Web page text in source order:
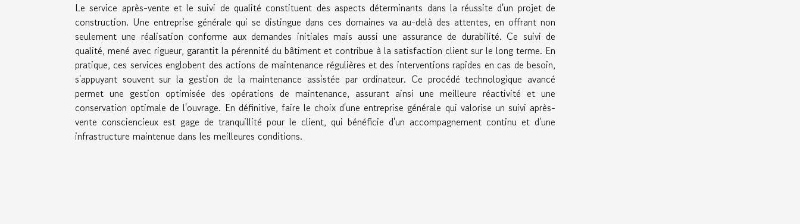
Le service après-vente et le suivi de qualité constituent des aspects déterminants dans la réussite d'un projet de
construction. Une entreprise générale qui se distingue dans ces domaines va au-delà des attentes, en offrant non
seulement une réalisation conforme aux demandes initiales mais aussi une assurance de durabilité. Ce suivi de
qualité, mené avec rigueur, garantit la pérennité du bâtiment et contribue à la satisfaction client sur le long terme. En
pratique, ces services englobent des actions de maintenance régulières et des interventions rapides en cas de besoin,
s'appuyant souvent sur la gestion de la maintenance assistée par ordinateur. Ce procédé technologique avancé
permet une gestion optimisée des opérations de maintenance, assurant ainsi une meilleure réactivité et une
conservation optimale de l'ouvrage. En définitive, faire le choix d'une entreprise générale qui valorise un suivi après-
vente consciencieux est gage de tranquillité pour le client, qui bénéficie d'un accompagnement continu et d'une
infrastructure maintenue dans les meilleures conditions.